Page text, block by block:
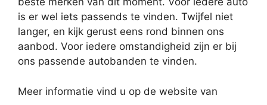
is er wel iets passends te vinden. Twijfel niet
langer, en kijk gerust eens rond binnen ons
aanbod. Voor iedere omstandigheid zijn er bij
ons passende autobanden te vinden.
Meer informatie vind u op de website van